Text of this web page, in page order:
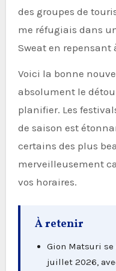
des groupes de
me réfugiais dans
Sweat en repensant
Voici la bonne
absolument le
planifier. Les
de saison est
certains des plus
merveilleusement
vos horaires.
À retenir
Gion Matsuri
juillet 2026,